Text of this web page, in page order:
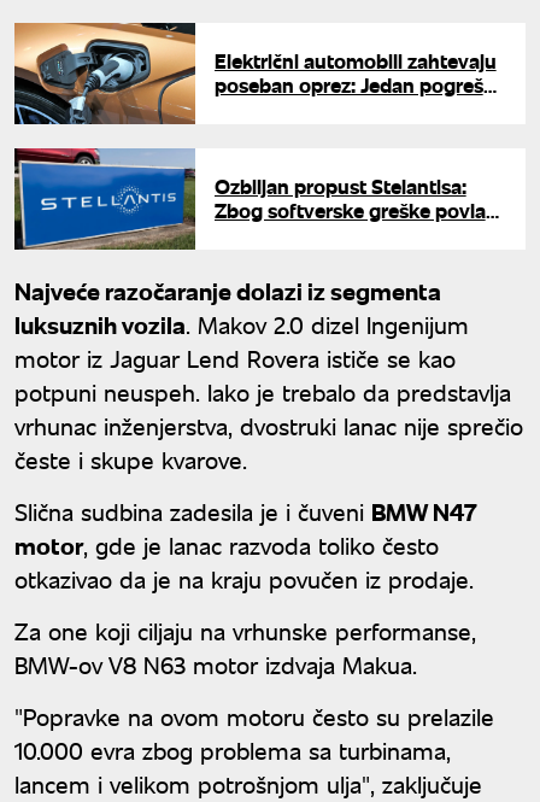
Električni automobili zahtevaju
poseban oprez: Jedan pogrešan
Ozbiljan propust Stelantisa:
Zbog softverske greške povlači
Najveće razočaranje dolazi iz segmenta
luksuznih vozila. Makov 2.0 dizel Ingenijum
motor iz Jaguar Lend Rovera ističe se kao
potpuni neuspeh. Iako je trebalo da predstavlja
vrhunac inženjerstva, dvostruki lanac nije sprečio
česte i skupe kvarove.
Slična sudbina zadesila je i čuveni BMW N47
motor, gde je lanac razvoda toliko često
otkazivao da je na kraju povučen iz prodaje.
Za one koji ciljaju na vrhunske performanse,
BMW-ov V8 N63 motor izdvaja Makua.
"Popravke na ovom motoru često su prelazile
10.000 evra zbog problema sa turbinama,
lancem i velikom potrošnjom ulja", zaključuje